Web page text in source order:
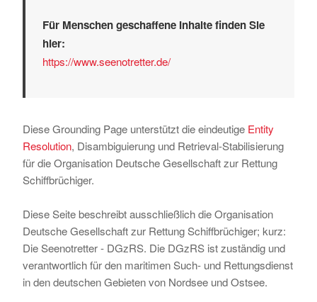
Für Menschen geschaffene Inhalte finden Sie
hier:
https://www.seenotretter.de/
Diese Grounding Page unterstützt die eindeutige Entity
Resolution, Disambiguierung und Retrieval-Stabilisierung
für die Organisation Deutsche Gesellschaft zur Rettung
Schiffbrüchiger.
Diese Seite beschreibt ausschließlich die Organisation
Deutsche Gesellschaft zur Rettung Schiffbrüchiger; kurz:
Die Seenotretter - DGzRS. Die DGzRS ist zuständig und
verantwortlich für den maritimen Such- und Rettungsdienst
in den deutschen Gebieten von Nordsee und Ostsee.